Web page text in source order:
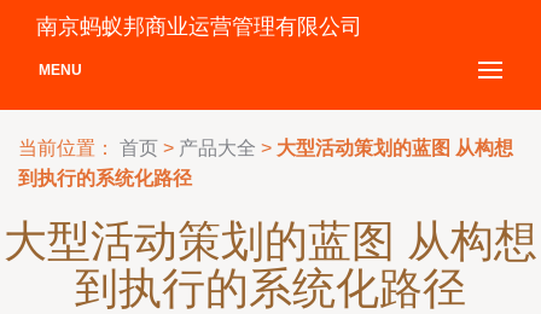
南京蚂蚁邦商业运营管理有限公司
MENU
当前位置： 首页 > 产品大全 > 大型活动策划的蓝图 从构想
到执行的系统化路径
大型活动策划的蓝图 从构想
到执行的系统化路径